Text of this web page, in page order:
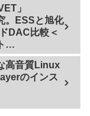
」
。ESSと旭化
DAC比較＜
】＞
高音質Linux
のインス